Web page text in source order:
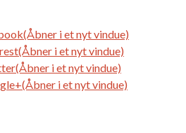
i et nyt vindue)
i et nyt vindue)
i et nyt vindue)
i et nyt vindue)